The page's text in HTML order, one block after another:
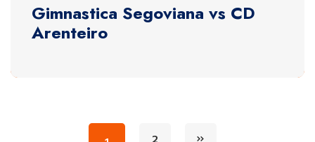
Gimnastica Segoviana vs CD
Arenteiro